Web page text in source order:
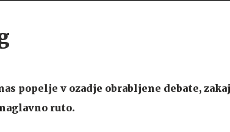
popelje v ozadje obrabljene debate,
ruto.